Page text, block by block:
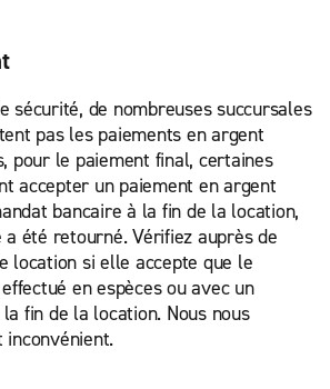
sécurité, de nombreuses succursales
pas les paiements en argent
pour le paiement final, certaines
accepter un paiement en argent
bancaire à la fin de la location,
été retourné. Vérifiez auprès de
location si elle accepte que le
en espèces ou avec un
fin de la location. Nous nous